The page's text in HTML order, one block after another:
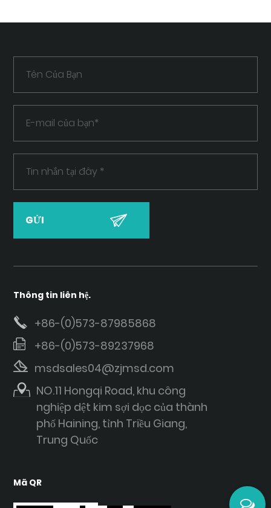
Thông tin liên hệ.
+86-(0)573-87985868
+86-(0)573-89237968
msdsales04@zjmsd.com
NO.11 Hongqi Road, khu công
nghiệp dệt kim sợi dọc của thành
phố Haining, tỉnh Triều Giang,
Trung Quốc
Mã QR